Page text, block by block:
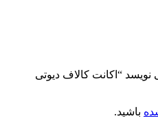
“اکانت کالاف دیوتی
باشید.